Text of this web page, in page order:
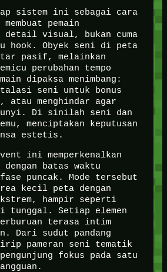
sistem ini sebagai cara
pemain
detail visual, bukan cuma
hook. Obyek seni di peta
pasif, melainkan
perubahan tempo
dipaksa menimbang:
seni untuk bonus
menghindar agar
Di sinilah seni dan
menciptakan keputusan
estetis.
ini memperkenalkan
dengan batas waktu
puncak. Mode tersebut
kecil peta dengan
hampir seperti
tunggal. Setiap elemen
terasa intim
Dari sudut pandang
pameran seni tematik
pengunjung fokus pada satu